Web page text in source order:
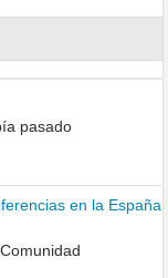
pasado
en la España